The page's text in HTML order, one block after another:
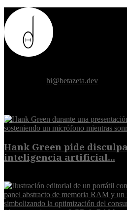
hi@betazeta.dev
Hank Green pide
inteligencia artificial...